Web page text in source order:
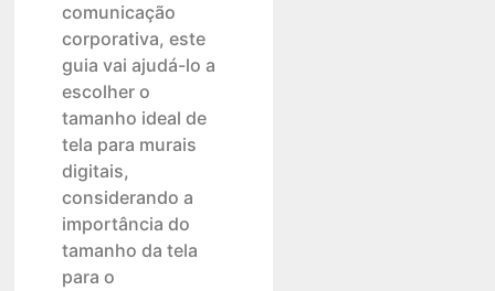
comunicação
corporativa, este
guia vai ajudá-lo a
escolher o
tamanho ideal de
tela para murais
digitais,
considerando a
importância do
tamanho da tela
para o